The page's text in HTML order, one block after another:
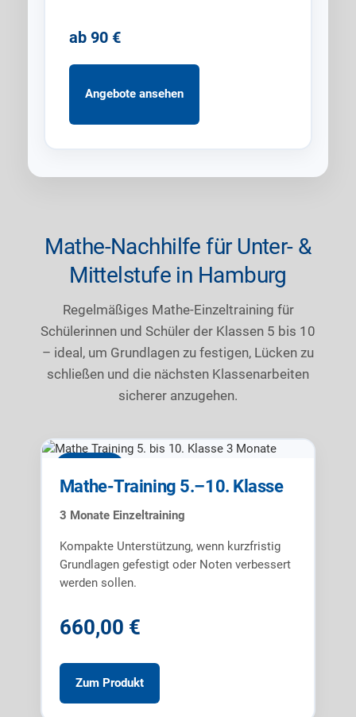
ab 90 €
Angebote ansehen
Mathe-Nachhilfe für Unter- &
Mittelstufe in Hamburg
Regelmäßiges Mathe-Einzeltraining für
Schülerinnen und Schüler der Klassen 5 bis 10
– ideal, um Grundlagen zu festigen, Lücken zu
schließen und die nächsten Klassenarbeiten
sicherer anzugehen.
Mathe-Training 5.–10. Klasse
3 Monate Einzeltraining
Kompakte Unterstützung, wenn kurzfristig
Grundlagen gefestigt oder Noten verbessert
werden sollen.
660,00 €
Zum Produkt